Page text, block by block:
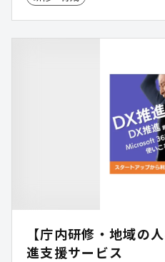
【庁内研修・地域の
進支援サービス